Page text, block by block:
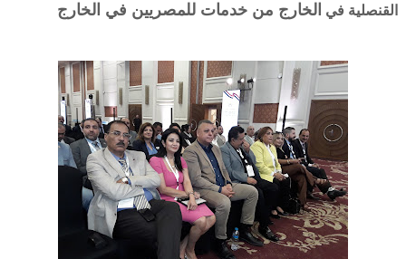
القنصلية في الخارج من خدمات للمصريين في الخارج